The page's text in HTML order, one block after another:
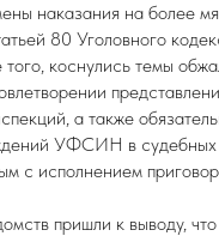
наказания на более
80 Уголовного
коснулись темы
а также
УФСИН в судебных
с исполнением
пришли к выводу,